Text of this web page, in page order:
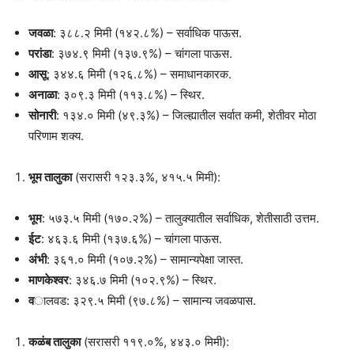
जवळा: ३८८.२ मिमी (१४२.८%) – सर्वाधिक पाऊस.
परांडा: ३७४.९ मिमी (१३७.९%) – चांगला पाऊस.
आसू: ३४४.६ मिमी (१२६.८%) – समाधानकारक.
अनाळा: ३०९.३ मिमी (११३.८%) – स्थिर.
सोनारी: १३४.० मिमी (४९.३%) – जिल्ह्यातील सर्वात कमी, शेतीवर मोठा
परिणाम शक्य.
भूम तालुका(सरासरी १२३.३%, ४१५.५ मिमी):
भूम: ५७३.५ मिमी (१७०.२%) – तालुक्यातील सर्वाधिक, शेतीसाठी उत्तम.
ईट: ४६३.६ मिमी (१३७.६%) – चांगला पाऊस.
अंभी: ३६१.० मिमी (१०७.२%) – सामान्यपेक्षा जास्त.
माणकेश्वर: ३४६.७ मिमी (१०२.९%) – स्थिर.
वालवड: ३२९.५ मिमी (९७.८%) – सामान्य जवळपास.
कळंब तालुका(सरासरी ११९.०%, ४४३.० मिमी):